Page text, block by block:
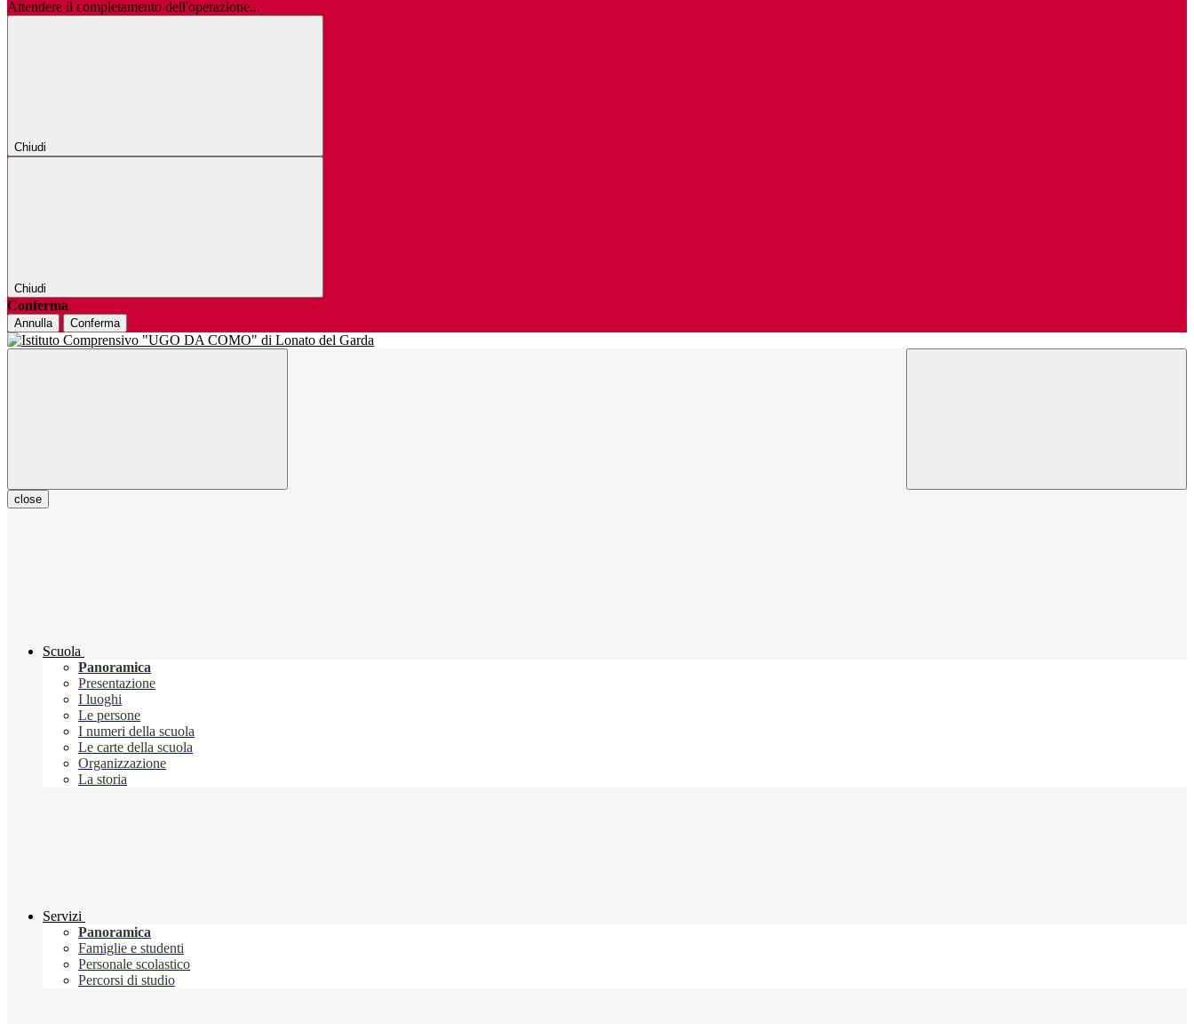
Attendere il completamento dell'operazione...
Chiudi
Chiudi
Conferma
Annulla Conferma
close
Scuola
Panoramica
Presentazione
I luoghi
Le persone
I numeri della scuola
Le carte della scuola
Organizzazione
La storia
Servizi
Panoramica
Famiglie e studenti
Personale scolastico
Percorsi di studio